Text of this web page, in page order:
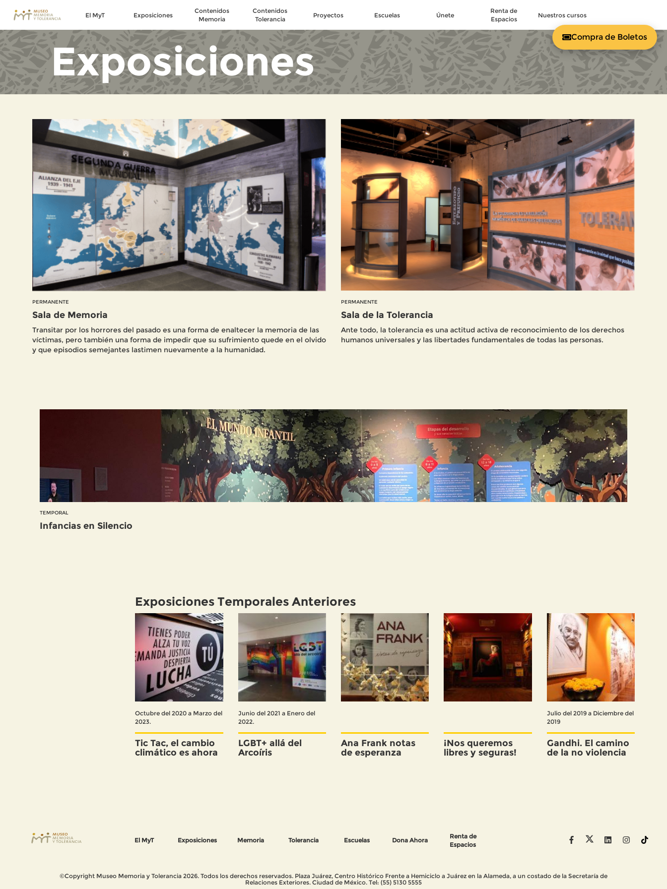
El MyT Exposiciones
Contenidos
Memoria
Contenidos
Tolerancia
Proyectos Escuelas Únete
Renta de
Espacios
Nuestros cursos
Exposiciones
PERMANENTE
Sala de Memoria
Transitar por los horrores del pasado es una forma de enaltecer la memoria de las
víctimas, pero también una forma de impedir que su sufrimiento quede en el olvido
y que episodios semejantes lastimen nuevamente a la humanidad.
PERMANENTE
Sala de la Tolerancia
Ante todo, la tolerancia es una actitud activa de reconocimiento de los derechos
humanos universales y las libertades fundamentales de todas las personas.
TEMPORAL
Infancias en Silencio
Exposiciones Temporales Anteriores
Octubre del 2020 a Marzo del
2023.
Tic Tac, el cambio
climático es ahora
Junio del 2021 a Enero del
2022.
LGBT+ allá del
Arcoíris
Ana Frank notas
de esperanza
¡Nos queremos
libres y seguras!
Julio del 2019 a Diciembre del
2019
Gandhi. El camino
de la no violencia
El MyT Exposiciones Memoria Tolerancia Escuelas Dona Ahora
Renta de
Espacios
©Copyright Museo Memoria y Tolerancia 2026. Todos los derechos reservados. Plaza Juárez, Centro Histórico Frente a Hemiciclo a Juárez en la Alameda, a un costado de la Secretaría de
Relaciones Exteriores. Ciudad de México. Tel: (55) 5130 5555
Compra de Boletos